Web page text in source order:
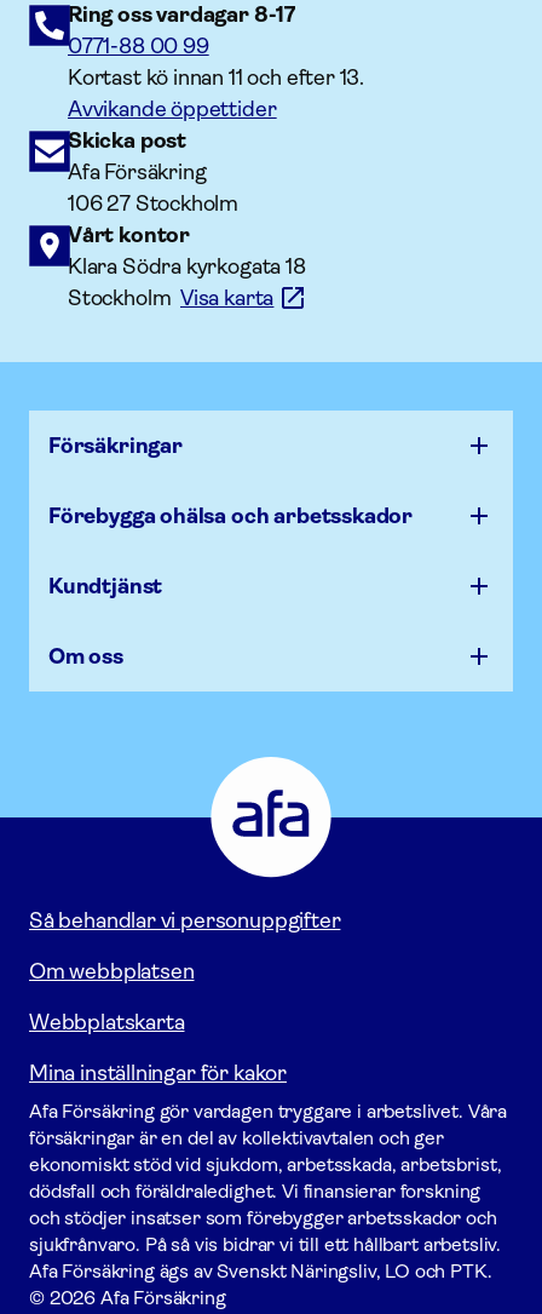
Ring oss vardagar 8-17
0771-88 00 99
Kortast kö innan 11 och efter 13.
Avvikande öppettider
Skicka post
Afa Försäkring
106 27 Stockholm
Vårt kontor
Klara Södra kyrkogata 18
StockholmVisa karta
Försäk­ringar
Förebygga ohälsa och arbets­skador
Kundtjänst
Om oss
Försäkring
Gå
till
startsidan
Så behandlar vi personuppgifter
Om webbplatsen
Webbplatskarta
Mina inställningar för kakor
Afa För­säkring gör vardagen tryggare i arbetslivet. Våra
försäk­ringar är en del av kollektivavtalen och ger
ekonomiskt stöd vid sjukdom, arbetsskada, arbetsbrist,
dödsfall och föräldraledighet. Vi finansierar forskning
och stödjer insatser som förebygger arbets­skador och
sjukfrånvaro. På så vis bidrar vi till ett hållbart arbetsliv.
Afa För­säkring ägs av Svenskt Näringsliv, LO och PTK.
© 2026 Afa Försäkring